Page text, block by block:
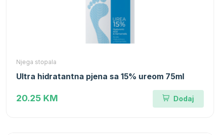
Njega stopala
Ultra hidratantna pjena sa 15% ureom 75ml
20.25 KM Dodaj